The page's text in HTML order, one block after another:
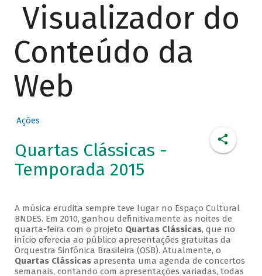
Visualizador do
Conteúdo da
Web
Ações
Quartas Clássicas -
Temporada 2015
A música erudita sempre teve lugar no Espaço Cultural
BNDES. Em 2010, ganhou definitivamente as noites de
quarta-feira com o projeto Quartas Clássicas, que no
início oferecia ao público apresentações gratuitas da
Orquestra Sinfônica Brasileira (OSB). Atualmente, o
Quartas Clássicasapresenta uma agenda de concertos
semanais, contando com apresentações variadas, todas